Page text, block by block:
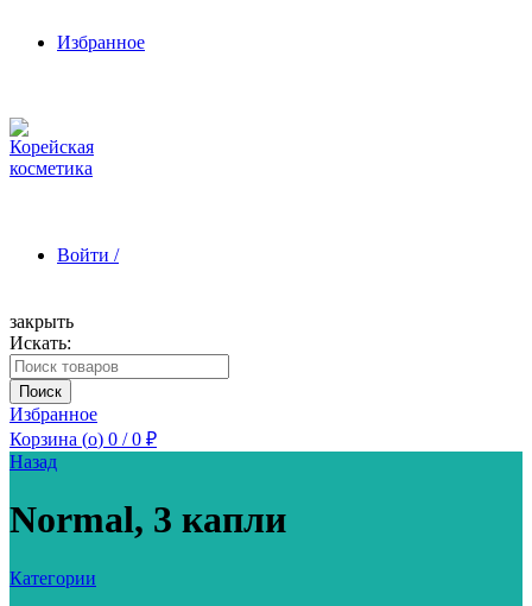
Избранное
Войти /
Зарегистрироваться
закрыть
Искать:
Поиск
Избранное
Корзина (o) 0 / 0 ₽
Назад
Normal, 3 капли
Категории